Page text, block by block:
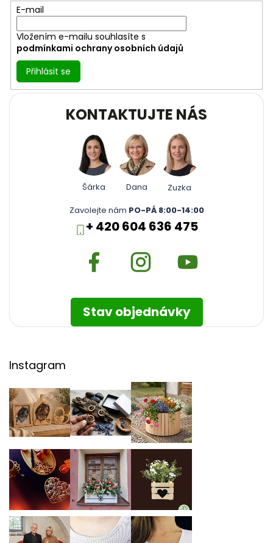
E-mail
Vložením e-mailu souhlasíte s
podmínkami ochrany osobních údajů
Přihlásit se
KONTAKTUJTE NÁS
Šárka Dana
Zuzka
Zavolejte nám PO-PÁ 8:00-14:00
+ 420 604 636 475
Stav objednávky
Instagram